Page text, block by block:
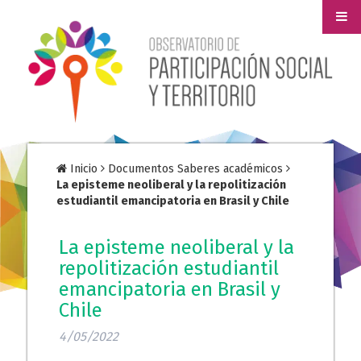
Inicio
Documentos Saberes académicos
La episteme neoliberal y la repolitización
estudiantil emancipatoria en Brasil y Chile
La episteme neoliberal y la
repolitización estudiantil
emancipatoria en Brasil y
Chile
4/05/2022